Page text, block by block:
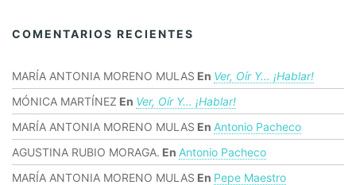
COMENTARIOS RECIENTES
MARÍA ANTONIA MORENO MULAS En Ver, Oír Y… ¡hablar!
MÓNICA MARTÍNEZ En Ver, Oír Y… ¡hablar!
MARÍA ANTONIA MORENO MULAS En Antonio Pacheco
AGUSTINA RUBIO MORAGA. En Antonio Pacheco
MARÍA ANTONIA MORENO MULAS En Pepe Maestro